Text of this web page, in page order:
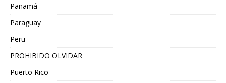
Panamá
Paraguay
Peru
PROHIBIDO OLVIDAR
Puerto Rico